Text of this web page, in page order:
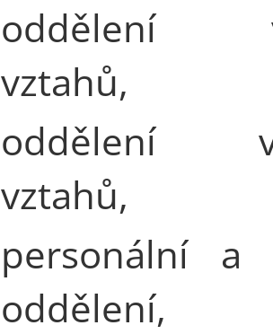
oddělení
vztahů,
oddělení
vztahů,
personální a
oddělení,